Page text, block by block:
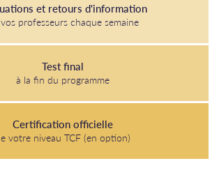
et retours d'information
professeurs chaque semaine
Test final
à la fin du programme
Certification officielle
votre niveau TCF (en option)